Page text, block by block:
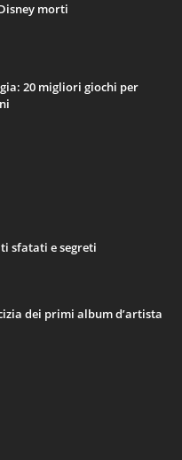
morti
20 migliori giochi per
sfatati e segreti
dei primi album d’artista